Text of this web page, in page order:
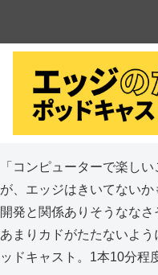
「コンピューターで楽し
が、エッジはきいてない
開発と関係ありそうななさ
あまりカドがたたないよ
ッドキャスト。1本10分程